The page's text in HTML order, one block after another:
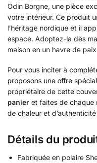
Odin Borgne, une pièce
votre intérieur. Ce produit
l’héritage nordique et il
espace. Adoptez-la dès
maison en un havre de
Pour vous inciter à
proposons une offre
propriétaire de cette
panier et faites de chaque
de chaleur et
Détails du
Fabriquée en polaire